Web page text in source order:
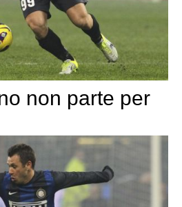
non parte per